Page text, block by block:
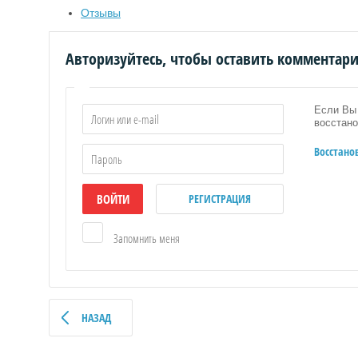
Отзывы
Авторизуйтесь, чтобы оставить
ВОЙТИ РЕГИСТРАЦИЯ
Запомнить меня
Если Вы
НАЗАД